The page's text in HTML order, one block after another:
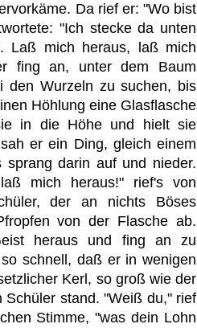
Da rief er: "Wo bist
"Ich stecke da unten
Laß mich heraus, laß mich
fing an, unter dem Baum
den Wurzeln zu suchen, bis
Höhlung eine Glasflasche
in die Höhe und hielt sie
er ein Ding, gleich einem
sprang darin auf und nieder.
mich heraus!" rief's von
der an nichts Böses
von der Flasche ab.
heraus und fing an zu
schnell, daß er in wenigen
Kerl, so groß wie der
Schüler stand. "Weiß du," rief
Stimme, "was dein Lohn